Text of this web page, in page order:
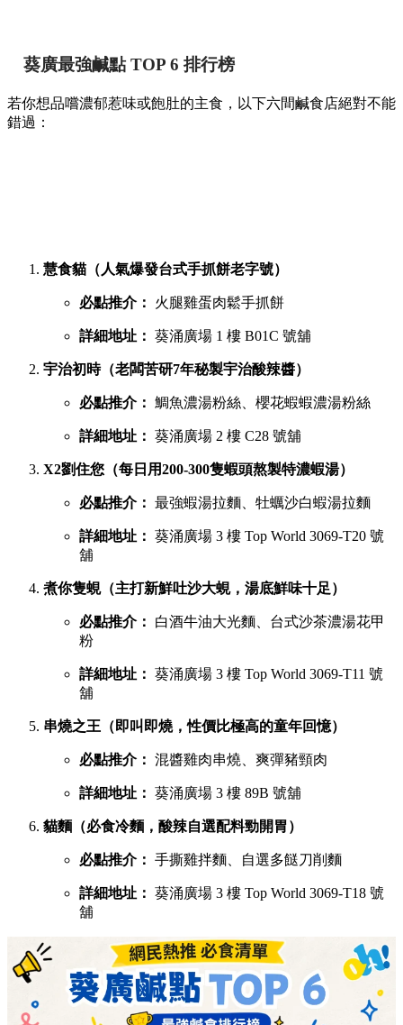
葵廣最強鹹點 TOP 6 排行榜
若你想品嚐濃郁惹味或飽肚的主食，以下六間鹹食店絕對不能
錯過：
慧食貓（人氣爆發台式手抓餅老字號）
必點推介： 火腿雞蛋肉鬆手抓餅
詳細地址： 葵涌廣場 1 樓 B01C 號舖
宇治初時（老闆苦研7年秘製宇治酸辣醬）
必點推介： 鯛魚濃湯粉絲、櫻花蝦蝦濃湯粉絲
詳細地址： 葵涌廣場 2 樓 C28 號舖
X2劉住您（每日用200-300隻蝦頭熬製特濃蝦湯）
必點推介： 最強蝦湯拉麵、牡蠣沙白蝦湯拉麵
詳細地址： 葵涌廣場 3 樓 Top World 3069-T20 號
舖
煮你隻蜆（主打新鮮吐沙大蜆，湯底鮮味十足）
必點推介：
白酒牛油大光麵、台式沙茶濃湯花甲
粉
詳細地址： 葵涌廣場 3 樓 Top World 3069-T11 號
舖
串燒之王（即叫即燒，性價比極高的童年回憶）
必點推介： 混醬雞肉串燒、爽彈豬頸肉
詳細地址： 葵涌廣場 3 樓 89B 號舖
貓麵（必食冷麵，酸辣自選配料勁開胃）
必點推介： 手撕雞拌麵、自選多餸刀削麵
詳細地址： 葵涌廣場 3 樓 Top World 3069-T18 號
舖